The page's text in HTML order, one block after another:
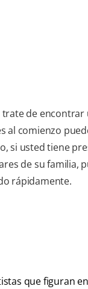
trate de encontrar
al comienzo
si usted tiene
de su familia,
rápidamente.
que figuran